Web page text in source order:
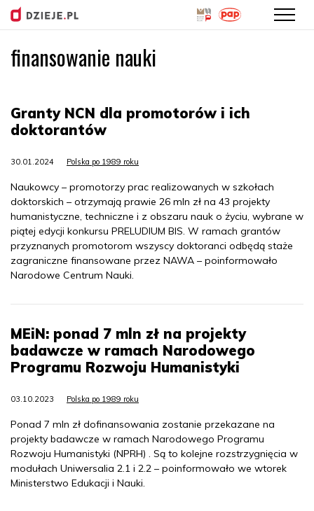
finansowanie nauki
Granty NCN dla promotorów i ich
doktorantów
30.01.2024 Polska po 1989 roku
Naukowcy – promotorzy prac realizowanych w szkołach
doktorskich – otrzymają prawie 26 mln zł na 43 projekty
humanistyczne, techniczne i z obszaru nauk o życiu, wybrane w
piątej edycji konkursu PRELUDIUM BIS. W ramach grantów
przyznanych promotorom wszyscy doktoranci odbędą staże
zagraniczne finansowane przez NAWA – poinformowało
Narodowe Centrum Nauki.
MEiN: ponad 7 mln zł na projekty
badawcze w ramach Narodowego
Programu Rozwoju Humanistyki
03.10.2023 Polska po 1989 roku
Ponad 7 mln zł dofinansowania zostanie przekazane na
projekty badawcze w ramach Narodowego Programu
Rozwoju Humanistyki (NPRH) . Są to kolejne rozstrzygnięcia w
modułach Uniwersalia 2.1 i 2.2 – poinformowało we wtorek
Ministerstwo Edukacji i Nauki.